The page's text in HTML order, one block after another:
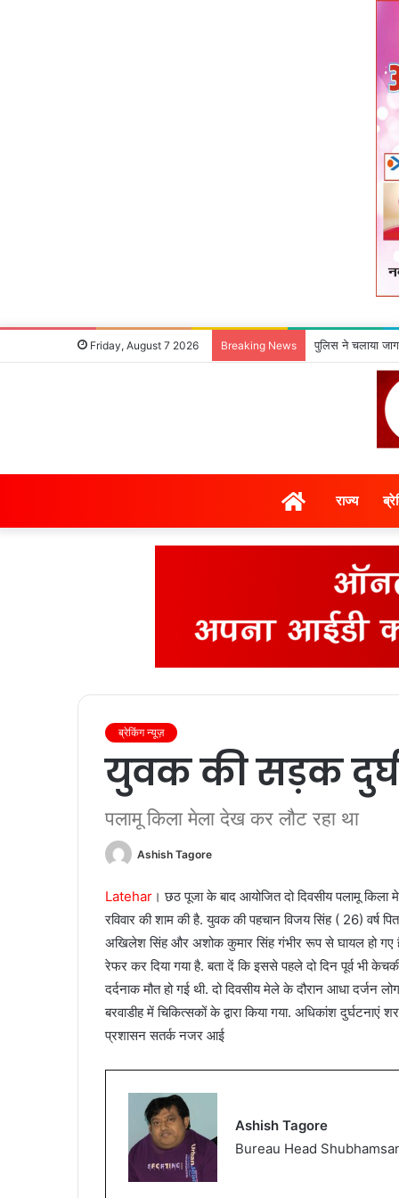
Friday, August 7 2026 Breaking News पुलिस ने चलाया
होम राज्‍य
ब्रेकिंग न्यूज़
युवक की सड़क
पलामू किला मेला देख कर लौट रहा था
Ashish Tagore
Latehar । छठ पूजा के बाद आयोजित दो दिवसीय पलामू
रविवार की शाम की है. युवक की पहचान विजय सिंह ( 26) वर्ष
अखिलेश सिंह और अशोक कुमार सिंह गंभीर रूप से घायल हो गए
रेफर कर दिया गया है. बता दें कि इससे पहले दो दिन पूर्व भी
दर्दनाक मौत हो गई थी. दो दिवसीय मेले के दौरान आधा दर्जन
बरवाडीह में चिकित्सकों के द्वारा किया गया. अधिकांश
प्रशासन सतर्क नजर आई
Ashish Tagore
Bureau Head